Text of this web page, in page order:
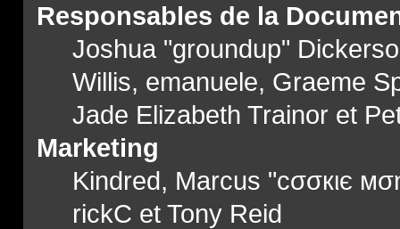
Responsables de la
Joshua "groundup"
Willis, emanuele, Graeme
Jade Elizabeth Trainor et
Marketing
Kindred, Marcus "cσσкιє
rickC et Tony Reid